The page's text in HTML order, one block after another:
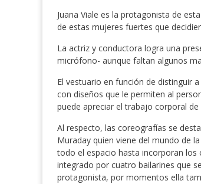
Juana Viale es la protagonista de
de estas mujeres fuertes que
La actriz y conductora logra una
micrófono- aunque faltan algunos
El vestuario en función de distinguir
con diseños que le permiten al
puede apreciar el trabajo corporal
Al respecto, las coreografías se
Muraday quien viene del mundo de
todo el espacio hasta incorporan los
integrado por cuatro bailarines que
protagonista, por momentos ella